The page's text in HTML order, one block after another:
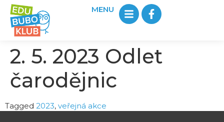
MENU
2. 5. 2023 Odlet
čarodějnic
Tagged 2023, veřejná akce